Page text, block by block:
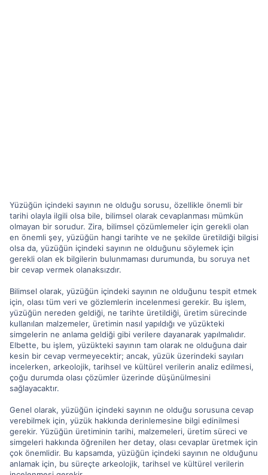
Yüzüğün içindeki sayının ne olduğu sorusu, özellikle önemli bir
tarihi olayla ilgili olsa bile, bilimsel olarak cevaplanması mümkün
olmayan bir sorudur. Zira, bilimsel çözümlemeler için gerekli olan
en önemli şey, yüzüğün hangi tarihte ve ne şekilde üretildiği bilgisi
olsa da, yüzüğün içindeki sayının ne olduğunu söylemek için
gerekli olan ek bilgilerin bulunmaması durumunda, bu soruya net
bir cevap vermek olanaksızdır.
Bilimsel olarak, yüzüğün içindeki sayının ne olduğunu tespit etmek
için, olası tüm veri ve gözlemlerin incelenmesi gerekir. Bu işlem,
yüzüğün nereden geldiği, ne tarihte üretildiği, üretim sürecinde
kullanılan malzemeler, üretimin nasıl yapıldığı ve yüzükteki
simgelerin ne anlama geldiği gibi verilere dayanarak yapılmalıdır.
Elbette, bu işlem, yüzükteki sayının tam olarak ne olduğuna dair
kesin bir cevap vermeyecektir; ancak, yüzük üzerindeki sayıları
incelerken, arkeolojik, tarihsel ve kültürel verilerin analiz edilmesi,
çoğu durumda olası çözümler üzerinde düşünülmesini
sağlayacaktır.
Genel olarak, yüzüğün içindeki sayının ne olduğu sorusuna cevap
verebilmek için, yüzük hakkında derinlemesine bilgi edinilmesi
gerekir. Yüzüğün üretiminin tarihi, malzemeleri, üretim süreci ve
simgeleri hakkında öğrenilen her detay, olası cevaplar üretmek için
çok önemlidir. Bu kapsamda, yüzüğün içindeki sayının ne olduğunu
anlamak için, bu süreçte arkeolojik, tarihsel ve kültürel verilerin